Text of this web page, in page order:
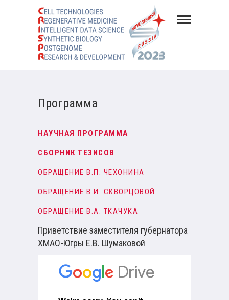
CONGRESS CRISPR-2023
Программа
НАУЧНАЯ ПРОГРАММА
СБОРНИК ТЕЗИСОВ
ОБРАЩЕНИЕ В.П. ЧЕХОНИНА
ОБРАЩЕНИЕ В.И. СКВОРЦОВОЙ
ОБРАЩЕНИЕ В.А. ТКАЧУКА
Приветствие заместителя губернатора
ХМАО-Югры Е.В. Шумаковой